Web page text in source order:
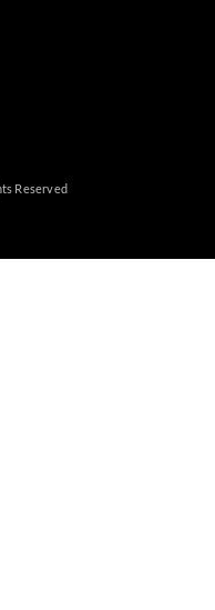
Reserved